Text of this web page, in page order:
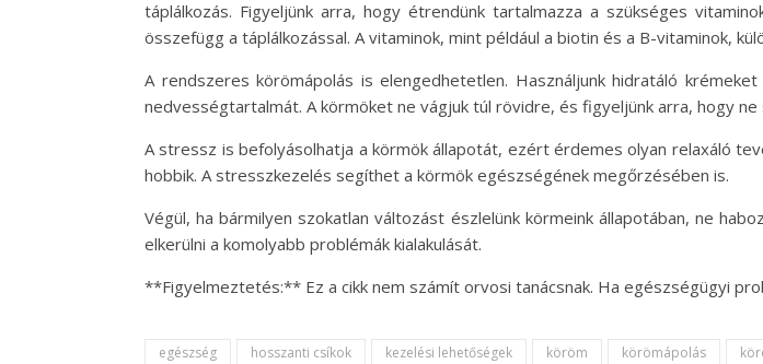
táplálkozás. Figyeljünk arra, hogy étrendünk tartalmazza a szükséges
összefügg a táplálkozással. A vitaminok, mint például a biotin és a B-vitaminok,
A rendszeres körömápolás is elengedhetetlen. Használjunk hidratáló
nedvességtartalmát. A körmöket ne vágjuk túl rövidre, és figyeljünk arra, hogy
A stressz is befolyásolhatja a körmök állapotát, ezért érdemes olyan relaxáló
hobbik. A stresszkezelés segíthet a körmök egészségének megőrzésében is.
Végül, ha bármilyen szokatlan változást észlelünk körmeink állapotában, ne
elkerülni a komolyabb problémák kialakulását.
**Figyelmeztetés:** Ez a cikk nem számít orvosi tanácsnak. Ha egészségügyi
egészség hosszanti csíkok kezelési lehetőségek köröm körömápolás